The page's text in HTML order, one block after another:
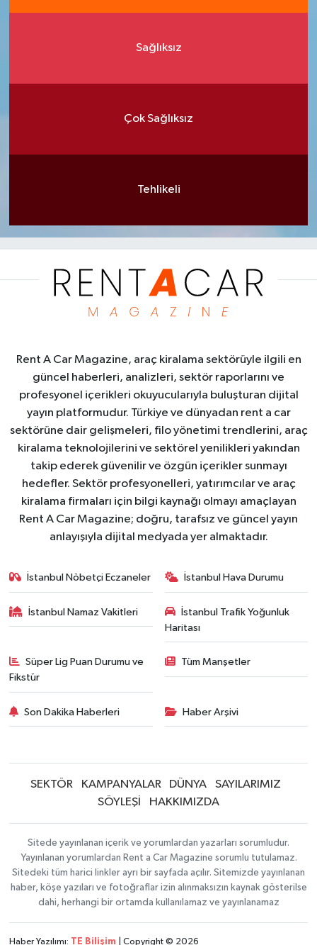
Sağlıksız
Çok Sağlıksız
Tehlikeli
Rent A Car Magazine, araç kiralama sektörüyle ilgili en
güncel haberleri, analizleri, sektör raporlarını ve
profesyonel içerikleri okuyucularıyla buluşturan dijital
yayın platformudur. Türkiye ve dünyadan rent a car
sektörüne dair gelişmeleri, filo yönetimi trendlerini, araç
kiralama teknolojilerini ve sektörel yenilikleri yakından
takip ederek güvenilir ve özgün içerikler sunmayı
hedefler. Sektör profesyonelleri, yatırımcılar ve araç
kiralama firmaları için bilgi kaynağı olmayı amaçlayan
Rent A Car Magazine; doğru, tarafsız ve güncel yayın
anlayışıyla dijital medyada yer almaktadır.
İstanbul Nöbetçi Eczaneler İstanbul Hava Durumu
İstanbul Namaz Vakitleri
İstanbul Trafik Yoğunluk
Haritası
Süper Lig Puan Durumu ve
Fikstür
Tüm Manşetler
Son Dakika Haberleri Haber Arşivi
SEKTÖR KAMPANYALAR DÜNYA
SAYILARIMIZ
SÖYLEŞİ
HAKKIMIZDA
Sitede yayınlanan içerik ve yorumlardan yazarları sorumludur.
Yayınlanan yorumlardan Rent a Car Magazine sorumlu tutulamaz.
Sitedeki tüm harici linkler ayrı bir sayfada açılır. Sitemizde yayınlanan
haber, köşe yazıları ve fotoğraflar izin alınmaksızın kaynak gösterilse
dahi, herhangi bir ortamda kullanılamaz ve yayınlanamaz
Haber Yazılımı: TE Bilişim | Copyright © 2026